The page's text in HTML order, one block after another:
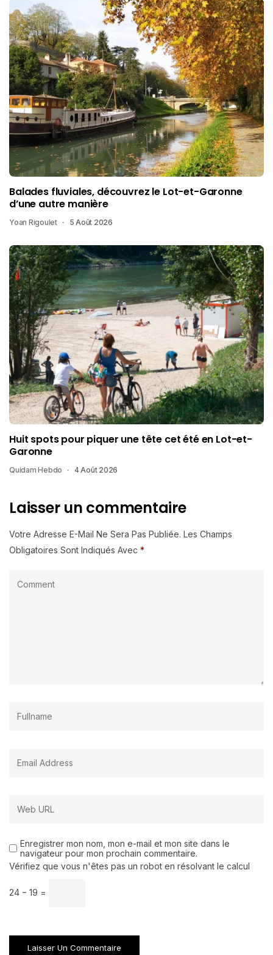
Balades fluviales, découvrez le Lot-et-Garonne
d’une autre manière
Yoan Rigoulet 5 Août 2026
Huit spots pour piquer une tête cet été en Lot-et-
Garonne
Quidam Hebdo 4 Août 2026
Laisser un commentaire
Votre Adresse E-Mail Ne Sera Pas Publiée. Les Champs
Obligatoires Sont Indiqués Avec *
Enregistrer mon nom, mon e-mail et mon site dans le
navigateur pour mon prochain commentaire.
Vérifiez que vous n'êtes pas un robot en résolvant le calcul
24 − 19 =